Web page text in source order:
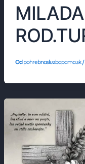
Od pohrebnasluzbapama.sk/